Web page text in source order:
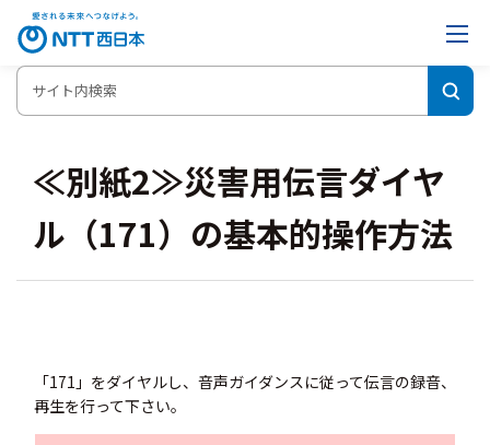
≪別紙2≫災害用伝言ダイヤ
ル（171）の基本的操作方法
「171」をダイヤルし、音声ガイダンスに従って伝言の録音、
再生を行って下さい。